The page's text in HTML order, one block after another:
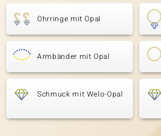
Ohrringe mit Opal
Armbänder mit Opal
Schmuck mit Welo-Opal